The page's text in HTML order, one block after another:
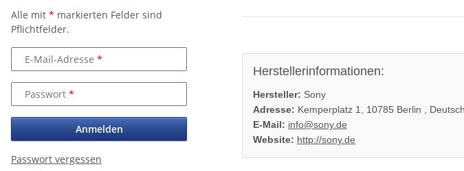
Herstellerinformationen:
Hersteller: Sony
Adresse: Kemperplatz 1, 10785 Berlin ,
E-Mail: info@sony.de
Website: http://sony.de
Alle mit * markierten Felder sind
Pflichtfelder.
E-Mail-Adresse
Passwort
Anmelden
Passwort vergessen